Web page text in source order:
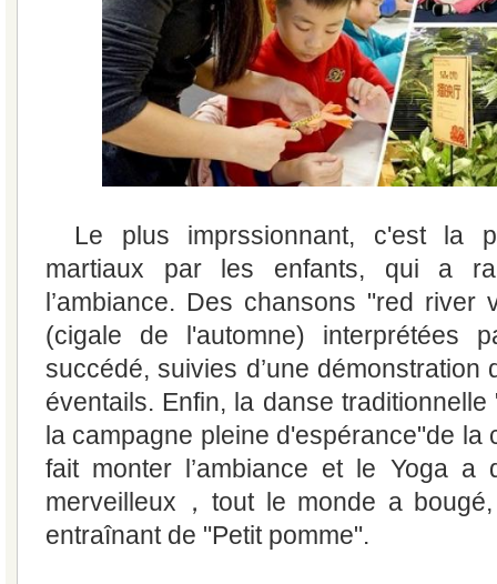
Le plus imprssionnant, c'est la
martiaux par les enfants, qui a
l’ambiance. Des chansons "red river
(cigale de l'automne) interprétées
succédé, suivies d’une démonstration
éventails. Enfin, la danse
la campagne pleine d'espérance"de la
fait monter l’ambiance et le Yoga a
merveilleux，tout le monde a
entraînant de "Petit pomme".